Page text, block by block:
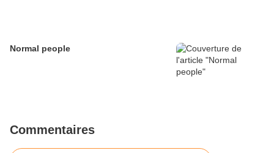
Normal people
Commentaires